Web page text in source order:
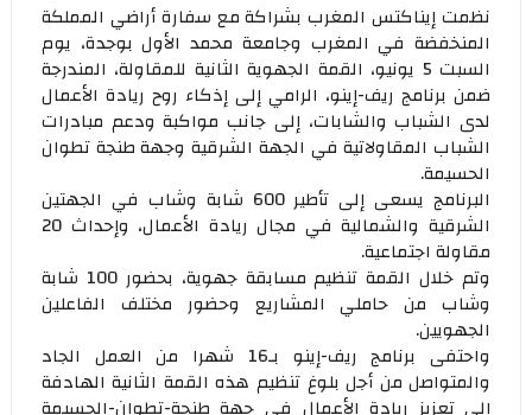
نظمت إيناكتس المغرب بشراكة مع سفارة أراضي المملكة
المنخفضة في المغرب وجامعة محمد الأول بوجدة، يوم
السبت 5 يونيو، القمة الجهوية الثانية للمقاولة، المندرجة
ضمن برنامج ريف-إينو، الرامي إلى إذكاء روح ريادة الأعمال
لدى الشباب والشابات، إلى جانب مواكبة ودعم مبادرات
الشباب المقاولاتية في الجهة الشرقية وجهة طنجة تطوان
الحسيمة.
البرنامج يسعى إلى تأطير 600 شابة وشاب في الجهتين
الشرقية والشمالية في مجال ريادة الأعمال، وإحداث 20
مقاولة اجتماعية.
وتم خلال القمة تنظيم مسابقة جهوية، بحضور 100 شابة
وشاب من حاملي المشاريع وحضور مختلف الفاعلين
الجهويين.
واحتفى برنامج ريف-إينو بـ16 شهرا من العمل الجاد
والمتواصل من أجل بلوغ تنظيم هذه القمة الثانية الهادفة